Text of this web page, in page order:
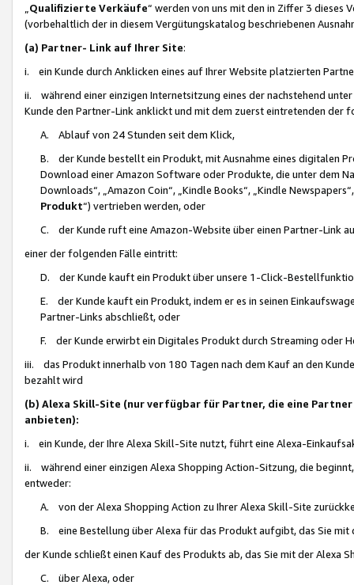
Qualifizierte Verkäufe“ werden von uns mit den in Ziffer 3
(vorbehaltlich der in diesem Vergütungskatalog beschriebenen
(a) Partner- Link auf Ihrer Site:
i. ein Kunde durch Anklicken eines auf Ihrer Website platzierten
ii. während einer einzigen Internetsitzung eines der nachstehend
Kunde den Partner-Link anklickt und mit dem zuerst eintretenden der
A. Ablauf von 24 Stunden seit dem Klick,
B. der Kunde bestellt ein Produkt, mit Ausnahme eines digitalen
Download einer Amazon Software oder Produkte, die unter dem
Downloads“, „Amazon Coin“, „Kindle Books“, „Kindle
Produkt“) vertrieben werden, oder
C. der Kunde ruft eine Amazon-Website über einen Partner-Link
einer der folgenden Fälle eintritt:
D. der Kunde kauft ein Produkt über unsere 1-Click-
E. der Kunde kauft ein Produkt, indem er es in seinen
Partner-Links abschließt, oder
F. der Kunde erwirbt ein Digitales Produkt durch Streaming oder
iii. das Produkt innerhalb von 180 Tagen nach dem Kauf an den
bezahlt wird
(b) Alexa Skill-Site (nur verfügbar für Partner, die eine
anbieten):
i. ein Kunde, der Ihre Alexa Skill-Site nutzt, führt eine Alexa-
ii. während einer einzigen Alexa Shopping Action-Sitzung, die
entweder:
A. von der Alexa Shopping Action zu Ihrer Alexa Skill-Site
B. eine Bestellung über Alexa für das Produkt aufgibt, das Sie mit
der Kunde schließt einen Kauf des Produkts ab, das Sie mit der Alexa
C. über Alexa, oder